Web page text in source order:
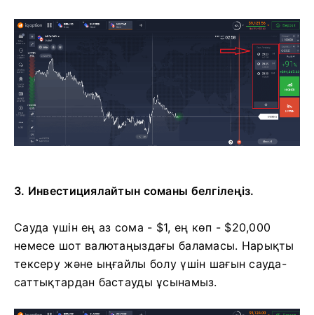
3. Инвестициялайтын соманы белгілеңіз.
Сауда үшін ең аз сома - $1, ең көп - $20,000
немесе шот валютаңыздағы баламасы. Нарықты
тексеру және ыңғайлы болу үшін шағын сауда-
саттықтардан бастауды ұсынамыз.